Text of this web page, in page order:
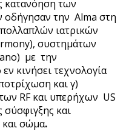
κατανόηση των
οδήγησαν την Alma στη
ιατρικών
συστημάτων
με την
κινήσει τεχνολογία
και γ)
RF και υπερήχων US
σύσφιγξης και
σώμα.